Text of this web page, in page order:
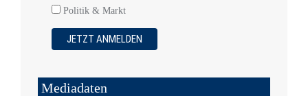
Politik & Markt
Mediadaten